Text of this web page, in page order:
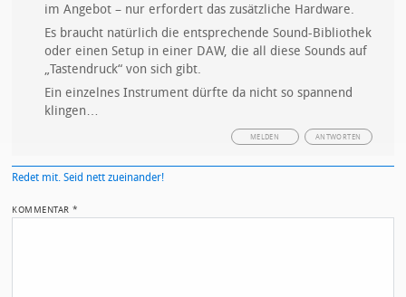
im Angebot – nur erfordert das zusätzliche Hardware.
Es braucht natürlich die entsprechende Sound-Bibliothek
oder einen Setup in einer DAW, die all diese Sounds auf
„Tastendruck“ von sich gibt.
Ein einzelnes Instrument dürfte da nicht so spannend
klingen…
ANTWORTEN
MELDEN
Redet mit. Seid nett zueinander!
KOMMENTAR*